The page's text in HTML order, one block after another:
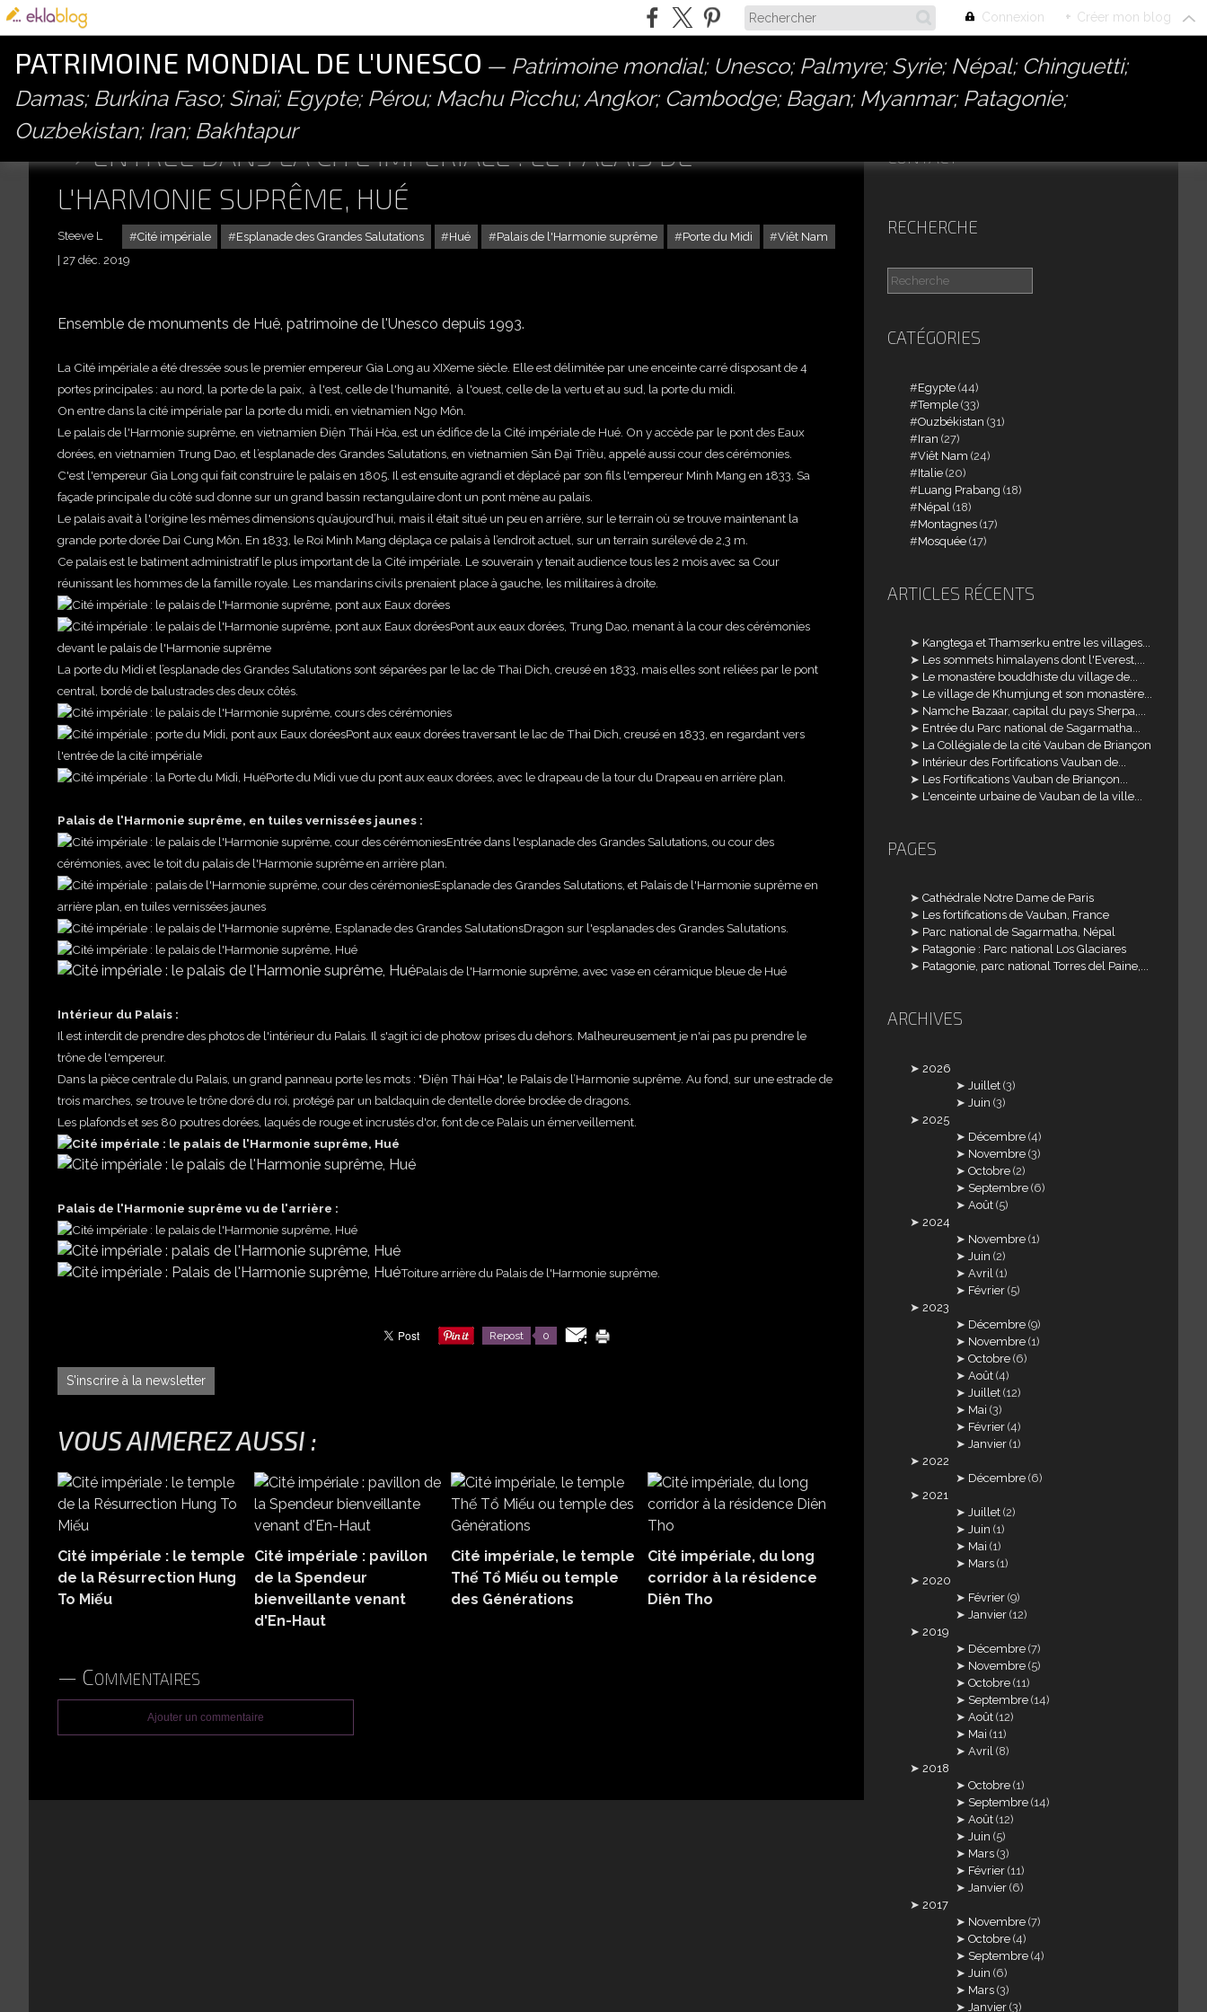
Connexion + Créer mon blog
PATRIMOINE MONDIAL DE L'UNESCO
Patrimoine mondial; Unesco; Palmyre; Syrie; Népal; Chinguetti;
Damas; Burkina Faso; Sinaï; Egypte; Pérou; Machu Picchu; Angkor; Cambodge; Bagan; Myanmar; Patagonie;
Ouzbekistan; Iran; Bakhtapur
ENTRÉE DANS LA CITÉ IMPÉRIALE : LE PALAIS DE
L'HARMONIE SUPRÊME, HUÉ
Cité impériale Esplanade des Grandes Salutations Hué Palais de l'Harmonie suprême Porte du Midi Viêt Nam
Steeve L
27 déc. 2019
Ensemble de monuments de Huê, patrimoine de l'Unesco depuis 1993.
La Cité impériale a été dressée sous le premier empereur Gia Long au XIXeme siècle. Elle est délimitée par une enceinte carré disposant de 4
portes principales : au nord, la porte de la paix, à l'est, celle de l'humanité, à l'ouest, celle de la vertu et au sud, la porte du midi.
On entre dans la cité impériale par la porte du midi, en vietnamien Ngọ Môn.
Le palais de l'Harmonie suprême, en vietnamien Điện Thái Hòa, est un édifice de la Cité impériale de Hué. On y accède par le pont des Eaux
dorées, en vietnamien Trung Dao, et l’esplanade des Grandes Salutations, en vietnamien Sân Đại Triều, appelé aussi cour des cérémonies.
C'est l'empereur Gia Long qui fait construire le palais en 1805. Il est ensuite agrandi et déplacé par son fils l'empereur Minh Mang en 1833. Sa
façade principale du côté sud donne sur un grand bassin rectangulaire dont un pont mène au palais.
Le palais avait à l'origine les mêmes dimensions qu’aujourd’hui, mais il était situé un peu en arrière, sur le terrain où se trouve maintenant la
grande porte dorée Dai Cung Môn. En 1833, le Roi Minh Mang déplaça ce palais à l’endroit actuel, sur un terrain surélevé de 2,3 m.
Ce palais est le batiment administratif le plus important de la Cité impériale. Le souverain y tenait audience tous les 2 mois avec sa Cour
réunissant les hommes de la famille royale. Les mandarins civils prenaient place à gauche, les militaires à droite.
Pont aux eaux dorées, Trung Dao, menant à la cour des cérémonies
devant le palais de l'Harmonie suprême
La porte du Midi et l’esplanade des Grandes Salutations sont séparées par le lac de Thai Dich, creusé en 1833, mais elles sont reliées par le pont
central, bordé de balustrades des deux côtés.
Pont aux eaux dorées traversant le lac de Thai Dich, creusé en 1833, en regardant vers
l'entrée de la cité impériale
Porte du Midi vue du pont aux eaux dorées, avec le drapeau de la tour du Drapeau en arrière plan.
Palais de l'Harmonie suprême, en tuiles vernissées jaunes :
Entrée dans l'esplanade des Grandes Salutations, ou cour des
cérémonies, avec le toit du palais de l'Harmonie suprême en arrière plan.
Esplanade des Grandes Salutations, et Palais de l'Harmonie suprême en
arrière plan, en tuiles vernissées jaunes
Dragon sur l'esplanadesdes Grandes Salutations.
Palais de l'Harmonie suprême, avec vase en céramique bleue de Hué
Intérieur du Palais :
Il est interdit de prendre des photos de l'intérieur du Palais. Il s'agit ici de photow prises du dehors. Malheureusement je n'ai pas pu prendre le
trône de l'empereur.
Dans la pièce centrale du Palais, un grand panneau porte les mots : "Điện Thái Hòa", le Palais de l’Harmonie suprême. Au fond, sur une estrade de
trois marches, se trouve le trône doré du roi, protégé par un baldaquin de dentelle dorée brodée de dragons.
Les plafonds et ses 80 poutres dorées, laqués de rouge et incrustés d'or, font de ce Palais un émerveillement.
Palais de l'Harmonie suprême vu de l'arrière :
Toiture arrière du Palais de l'Harmonie suprême.
Repost 0
S'inscrire à la newsletter
VOUS AIMEREZ AUSSI :
Cité impériale : le temple
de la Résurrection Hung
To Miếu
Cité impériale : pavillon
de la Spendeur
bienveillante venant
d'En-Haut
Cité impériale, le temple
Thế Tổ Miếu ou temple
des Générations
Cité impériale, du long
corridor à la résidence
Diên Tho
Commentaires
Ajouter un commentaire
CONTACT
RECHERCHE
CATÉGORIES
Egypte (44)
Temple (33)
Ouzbékistan (31)
Iran (27)
Viêt Nam (24)
Italie (20)
Luang Prabang (18)
Népal (18)
Montagnes (17)
Mosquée (17)
ARTICLES RÉCENTS
Kangtega et Thamserku entre les villages...
Les sommets himalayens dont l'Everest,...
Le monastère bouddhiste du village de...
Le village de Khumjung et son monastère...
Namche Bazaar, capital du pays Sherpa,...
Entrée du Parc national de Sagarmatha...
La Collégiale de la cité Vauban de Briançon
Intérieur des Fortifications Vauban de...
Les Fortifications Vauban de Briançon...
L'enceinte urbaine de Vauban de la ville...
PAGES
Cathédrale Notre Dame de Paris
Les fortifications de Vauban, France
Parc national de Sagarmatha, Népal
Patagonie : Parc national Los Glaciares
Patagonie, parc national Torres del Paine,...
ARCHIVES
2026
Juillet (3)
Juin (3)
2025
Décembre (4)
Novembre (3)
Octobre (2)
Septembre (6)
Août (5)
2024
Novembre (1)
Juin (2)
Avril (1)
Février (5)
2023
Décembre (9)
Novembre (1)
Octobre (6)
Août (4)
Juillet (12)
Mai (3)
Février (4)
Janvier (1)
2022
Décembre (6)
2021
Juillet (2)
Juin (1)
Mai (1)
Mars (1)
2020
Février (9)
Janvier (12)
2019
Décembre (7)
Novembre (5)
Octobre (11)
Septembre (14)
Août (12)
Mai (11)
Avril (8)
2018
Octobre (1)
Septembre (14)
Août (12)
Juin (5)
Mars (3)
Février (11)
Janvier (6)
2017
Novembre (7)
Octobre (4)
Septembre (4)
Juin (6)
Mars (3)
Janvier (3)